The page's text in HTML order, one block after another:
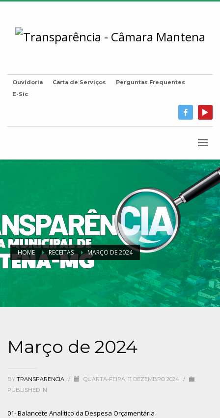
Ouvidoria Carta de Serviços
Perguntas Frequentes
E-Sic
HOME RECEITAS MARÇO DE 2024
Março de 2024
BY TRANSPARENCIA / QUARTA-FEIRA, 11 DEZEMBRO 2024 /
PUBLISHED IN
01- Balancete Analítico da Despesa Orçamentária